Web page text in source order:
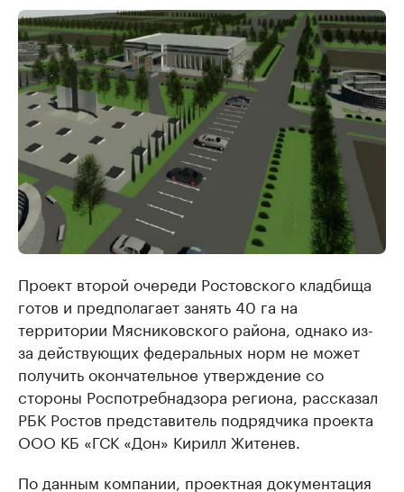
Проект второй очереди Ростовского кладбища
готов и предполагает занять 40 га на
территории Мясниковского района, однако из-
за действующих федеральных норм не может
получить окончательное утверждение со
стороны Роспотребнадзора региона, рассказал
РБК Ростов представитель подрядчика проекта
ООО КБ «ГСК «Дон» Кирилл Житенев.
По данным компании, проектная документация